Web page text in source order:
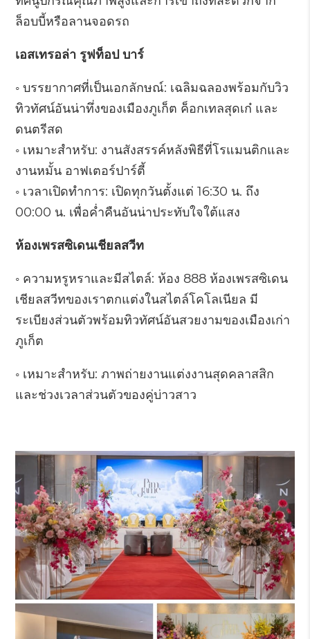
ล็อบบี้หรือลานจอดรถ
เอสเทรอล่า รูฟท็อป บาร์
◦ บรรยากาศที่เป็นเอกลักษณ์: เฉลิมฉลองพร้อมกับวิว
ทิวทัศน์อันน่าทึ่งของเมืองภูเก็ต ค็อกเทลสุดเก๋ และ
ดนตรีสด
◦ เหมาะสำหรับ: งานสังสรรค์หลังพิธีที่โรแมนติกและ
งานหมั้น อาฟเตอร์ปาร์ตี้
◦ เวลาเปิดทำการ: เปิดทุกวันตั้งแต่ 16:30 น. ถึง
00:00 น. เพื่อค่ำคืนอันน่าประทับใจใต้แสง
ห้องเพรสซิเดนเชียลสวีท
◦ ความหรูหราและมีสไตล์: ห้อง 888 ห้องเพรสซิเดน
เชียลสวีทของเราตกแต่งในสไตล์โคโลเนียล มี
ระเบียงส่วนตัวพร้อมทิวทัศน์อันสวยงามของเมืองเก่า
ภูเก็ต
◦ เหมาะสำหรับ: ภาพถ่ายงานแต่งงานสุดคลาสสิก
และช่วงเวลาส่วนตัวของคู่บ่าวสาว